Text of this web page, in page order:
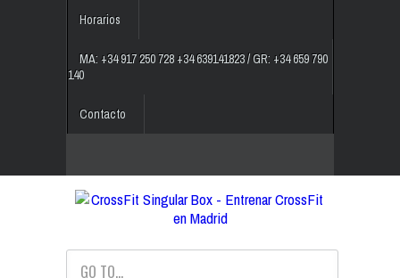
Horarios
MA: +34 917 250 728 +34 639141823 / GR: +34 659 790
140
Contacto
GO TO...